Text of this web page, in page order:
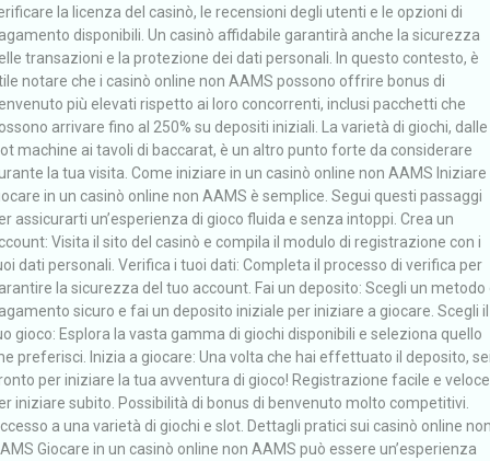
la licenza del casinò, le recensioni degli utenti e le opzioni di
disponibili. Un casinò affidabile garantirà anche la sicurezza
transazioni e la protezione dei dati personali. In questo contesto, è
notare che i casinò online non AAMS possono offrire bonus di
più elevati rispetto ai loro concorrenti, inclusi pacchetti che
arrivare fino al 250% su depositi iniziali. La varietà di giochi, dalle
machine ai tavoli di baccarat, è un altro punto forte da considerare
la tua visita. Come iniziare in un casinò online non AAMS Iniziare
in un casinò online non AAMS è semplice. Segui questi passaggi
assicurarti un’esperienza di gioco fluida e senza intoppi. Crea un
Visita il sito del casinò e compila il modulo di registrazione con i
dati personali. Verifica i tuoi dati: Completa il processo di verifica per
la sicurezza del tuo account. Fai un deposito: Scegli un metodo
sicuro e fai un deposito iniziale per iniziare a giocare. Scegli il
gioco: Esplora la vasta gamma di giochi disponibili e seleziona quello
preferisci. Inizia a giocare: Una volta che hai effettuato il deposito,
per iniziare la tua avventura di gioco! Registrazione facile e veloce
iniziare subito. Possibilità di bonus di benvenuto molto competitivi.
a una varietà di giochi e slot. Dettagli pratici sui casinò online
Giocare in un casinò online non AAMS può essere un’esperienza